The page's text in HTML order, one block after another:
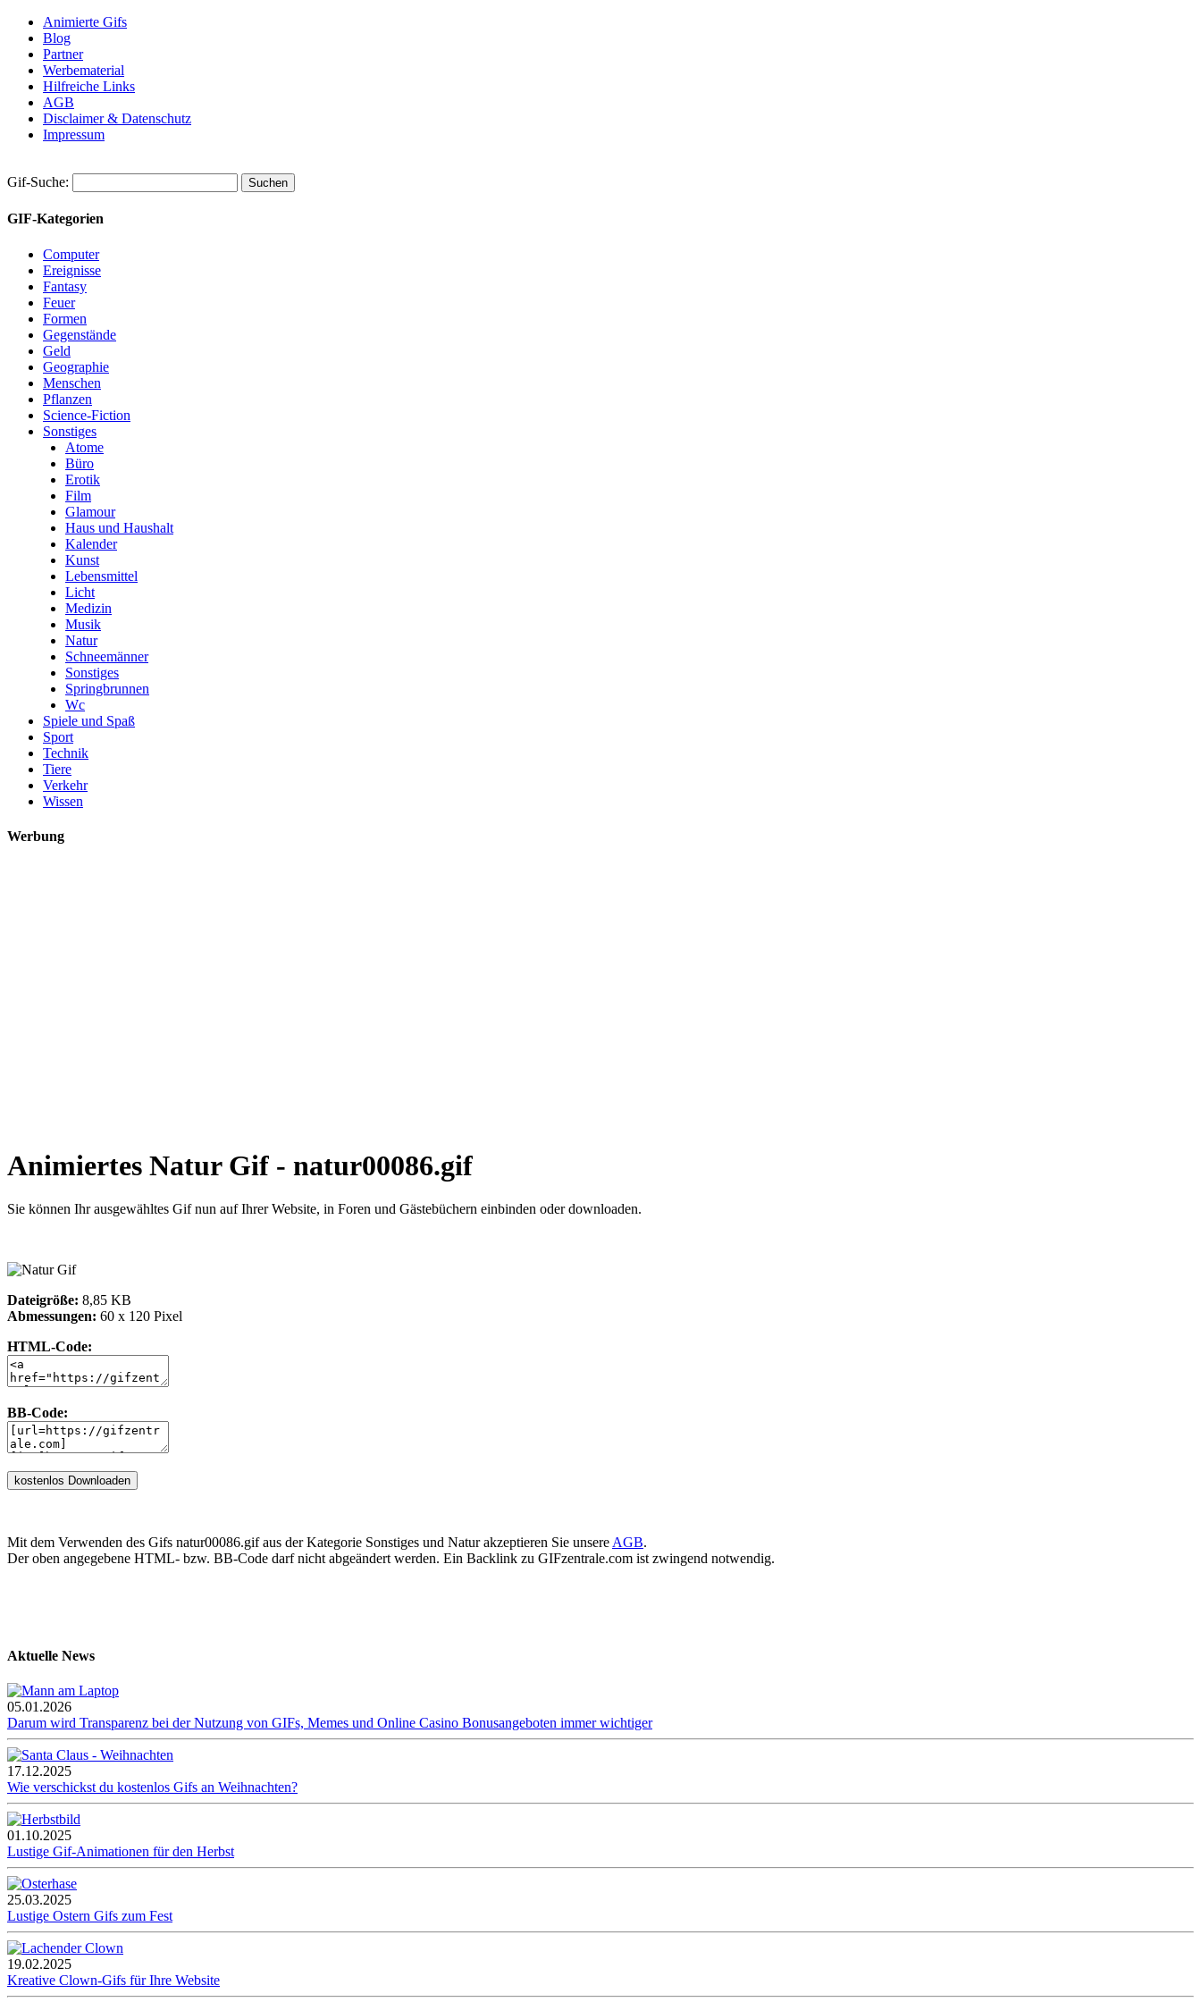
Animierte Gifs
Blog
Partner
Werbematerial
Hilfreiche Links
AGB
Disclaimer & Datenschutz
Impressum
Gif-Suche:
GIF-Kategorien
Computer
Ereignisse
Fantasy
Feuer
Formen
Gegenstände
Geld
Geographie
Menschen
Pflanzen
Science-Fiction
Sonstiges
Atome
Büro
Erotik
Film
Glamour
Haus und Haushalt
Kalender
Kunst
Lebensmittel
Licht
Medizin
Musik
Natur
Schneemänner
Sonstiges
Springbrunnen
Wc
Spiele und Spaß
Sport
Technik
Tiere
Verkehr
Wissen
Werbung
Animiertes Natur Gif - natur00086.gif
Sie können Ihr ausgewähltes Gif nun auf Ihrer Website, in Foren und Gästebüchern einbinden oder downloaden.
Dateigröße: 8,85 KB
Abmessungen: 60 x 120 Pixel
HTML-Code:
BB-Code:
Mit dem Verwenden des Gifs natur00086.gif aus der Kategorie Sonstiges und Natur akzeptieren Sie unsere AGB.
Der oben angegebene HTML- bzw. BB-Code darf nicht abgeändert werden. Ein Backlink zu GIFzentrale.com ist zwingend notwendig.
Aktuelle News
05.01.2026
Darum wird Transparenz bei der Nutzung von GIFs, Memes und Online Casino Bonusangeboten immer wichtiger
17.12.2025
Wie verschickst du kostenlos Gifs an Weihnachten?
01.10.2025
Lustige Gif-Animationen für den Herbst
25.03.2025
Lustige Ostern Gifs zum Fest
19.02.2025
Kreative Clown-Gifs für Ihre Website